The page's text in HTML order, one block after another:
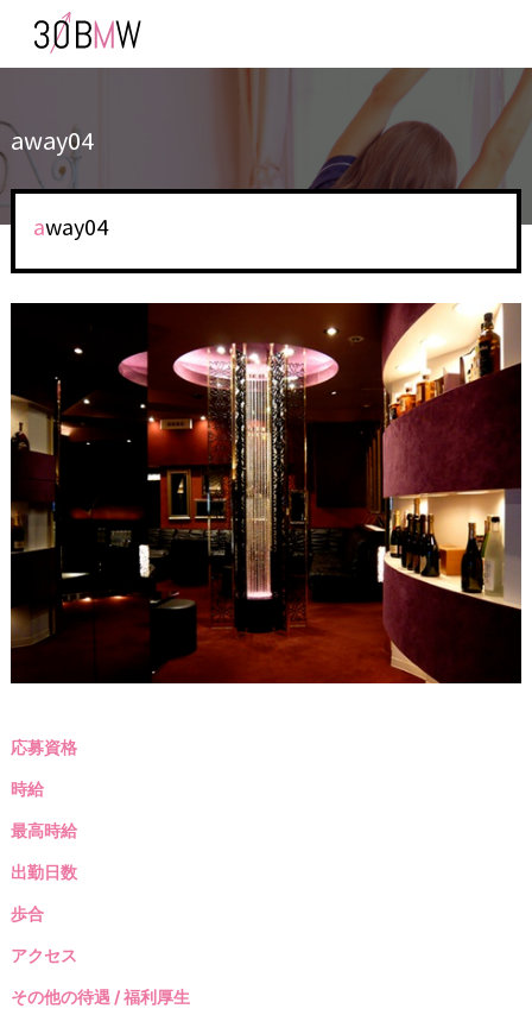
away04
away04
応募資格
時給
最高時給
出勤日数
歩合
アクセス
その他の待遇 / 福利厚生